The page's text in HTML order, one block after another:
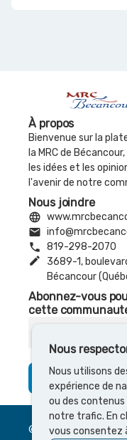
À propos
Bienvenue sur la
la MRC de
les idées et les
l'avenir de notre
Nous joindre
language
email
phone 819-298-2070
create
3689-1,
Bécancour
Abonnez-vous
cette
S’abonner
© 2026 Cocoriko
Nous
Nous utilisons
expérience de
ou des
notre trafic. En
vous consentez